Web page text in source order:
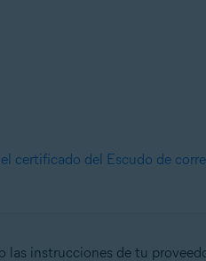
certificado del Escudo de
instrucciones de tu